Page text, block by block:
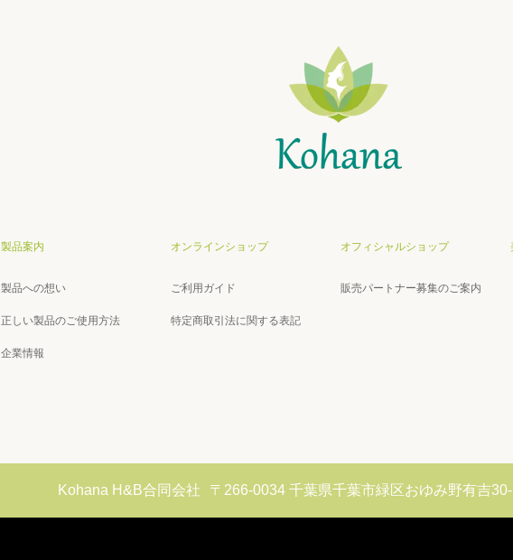
製品案内
製品への想い
正しい製品のご使用方法
企業情報
オンラインショップ
ご利用ガイド
特定商取引法に関する表記
オフィシャルショップ
販売パートナー募集のご案内
Kohana H&B合同会社 〒266-0034 千葉県千葉市緑区おゆみ野有吉